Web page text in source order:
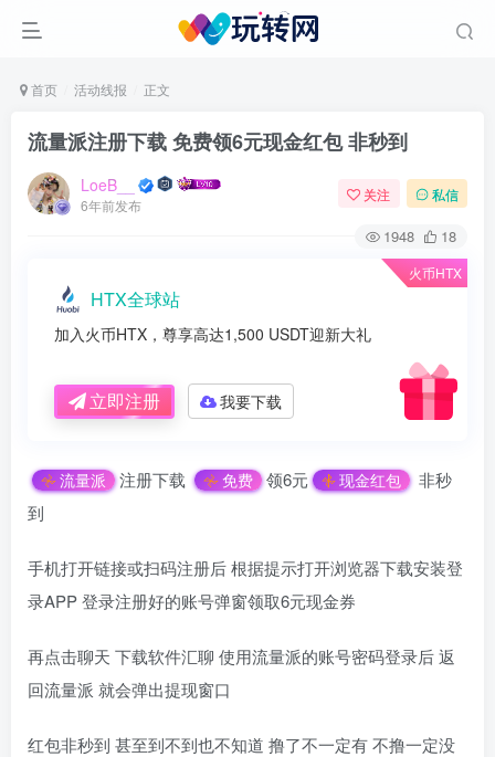
首页 活动线报 正文
流量派注册下载 免费领6元现金红包 非秒到
LoeB__
6年前发布
关注 私信
1948 18
火币HTX
HTX全球站
加入火币HTX，尊享高达1,500 USDT迎新大礼
立即注册 我要下载
流量派 注册下载 免费 领6元 现金红包
非秒
到
手机打开链接或扫码注册后 根据提示打开浏览器下载安装登
录APP 登录注册好的账号弹窗领取6元现金券
再点击聊天 下载软件汇聊 使用流量派的账号密码登录后 返
回流量派 就会弹出提现窗口
红包非秒到 甚至到不到也不知道 撸了不一定有 不撸一定没